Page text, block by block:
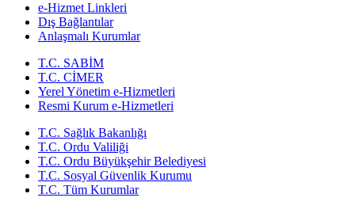
e-Hizmet Linkleri
Dış Bağlantılar
Anlaşmalı Kurumlar
T.C. SABİM
T.C. CİMER
Yerel Yönetim e-Hizmetleri
Resmi Kurum e-Hizmetleri
T.C. Sağlık Bakanlığı
T.C. Ordu Valiliği
T.C. Ordu Büyükşehir Belediyesi
T.C. Sosyal Güvenlik Kurumu
T.C. Tüm Kurumlar